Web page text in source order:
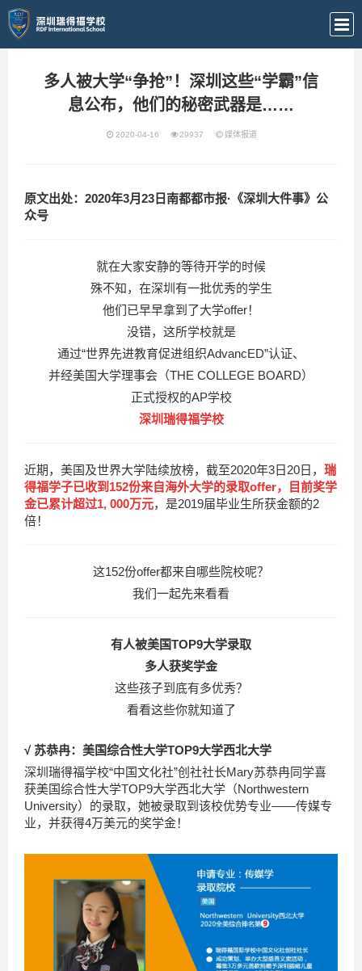
多人被大学“争抢”！深圳这些“学霸”信
息公布，他们的秘密武器是……
2020-04-16 29937 媒体报道
原文出处：2020年3月23日南都都市报·《深圳大件事》公
众号
就在大家安静的等待开学的时候
殊不知，在深圳有一批优秀的学生
他们已早早拿到了大学offer！
没错，这所学校就是
通过“世界先进教育促进组织AdvancED”认证、
并经美国大学理事会（THE COLLEGE BOARD）
正式授权的AP学校
深圳瑞得福学校
近期，美国及世界大学陆续放榜，截至2020年3日20日， 瑞
得福学子已收到152份来自海外大学的录取offer，目前奖学
金已累计超过1, 000万元，是2019届毕业生所获金额的2
倍！
这152份offer都来自哪些院校呢？
我们一起先来看看
有人被美国TOP9大学录取
多人获奖学金
这些孩子到底有多优秀？
看看这些你就知道了
√ 苏恭冉：美国综合性大学TOP9大学西北大学
深圳瑞得福学校“中国文化社”创社社长Mary苏恭冉同学喜
获美国综合性大学TOP9大学西北大学（Northwestern
University）的录取，她被录取到该校优势专业——传媒专
业，并获得4万美元的奖学金！